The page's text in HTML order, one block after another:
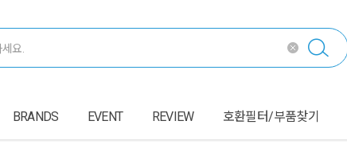
BRANDS EVENT REVIEW 호환필터/부품찾기